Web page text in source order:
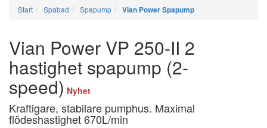
Start Spabad Spapump Vian Power Spapump
Vian Power VP 250-II 2
hastighet spapump (2-
speed) Nyhet
Kraftigare, stabilare pumphus. Maximal
flödeshastighet 670L/min